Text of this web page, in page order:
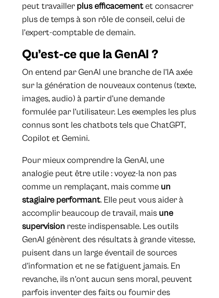
peut travailler plus efficacementet consacrer
plus de temps à son rôle de conseil, celui de
l’expert-comptable de demain.
Qu’est-ce que la GenAI ?
On entend par GenAI une branche de l’IA axée
sur la génération de nouveaux contenus (texte,
images, audio) à partir d’une demande
formulée par l’utilisateur. Les exemples les plus
connus sont les chatbots tels que ChatGPT,
Copilot et Gemini.
Pour mieux comprendre la GenAI, une
analogie peut être utile : voyez-la non pas
comme un remplaçant, mais comme un
stagiaire performant. Elle peut vous aider à
accomplir beaucoup de travail, mais une
supervision reste indispensable. Les outils
GenAI génèrent des résultats à grande vitesse,
puisent dans un large éventail de sources
d’information et ne se fatiguent jamais. En
revanche, ils n’ont aucun sens moral, peuvent
parfois inventer des faits ou fournir des